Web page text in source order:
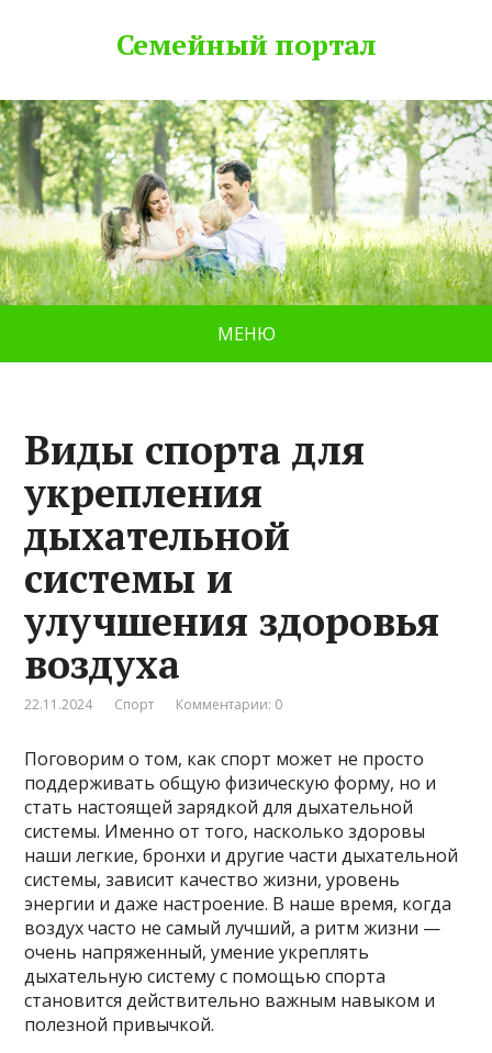
Семейный портал
МЕНЮ
Виды спорта для
укрепления
дыхательной
системы и
улучшения здоровья
воздуха
22.11.2024 Спорт Комментарии: 0
Поговорим о том, как спорт может не просто
поддерживать общую физическую форму, но и
стать настоящей зарядкой для дыхательной
системы. Именно от того, насколько здоровы
наши легкие, бронхи и другие части дыхательной
системы, зависит качество жизни, уровень
энергии и даже настроение. В наше время, когда
воздух часто не самый лучший, а ритм жизни —
очень напряженный, умение укреплять
дыхательную систему с помощью спорта
становится действительно важным навыком и
полезной привычкой.